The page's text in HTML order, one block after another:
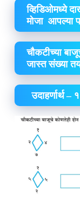
व्हिडिओमध्ये
मोजा आपल्या
चौकटीच्या
जास्त संख्या
उदाहर्णार्थ –